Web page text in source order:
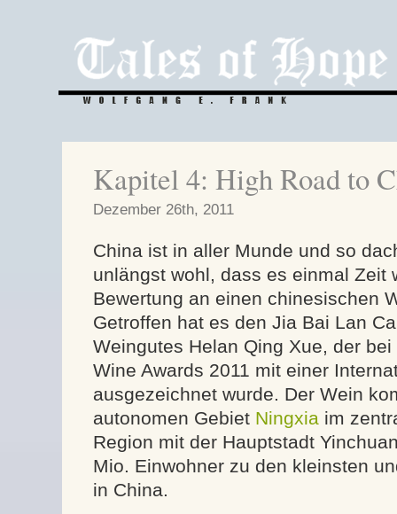
Kapitel 4: High Road to
Dezember 26th, 2011
China ist in aller Munde und so
unlängst wohl, dass es einmal Zeit
Bewertung an einen chinesischen
Getroffen hat es den Jia Bai Lan
Weingutes Helan Qing Xue, der
Wine Awards 2011 mit einer
ausgezeichnet wurde. Der Wein
autonomen Gebiet Ningxia im
Region mit der Hauptstadt
Mio. Einwohner zu den kleinsten
in China.